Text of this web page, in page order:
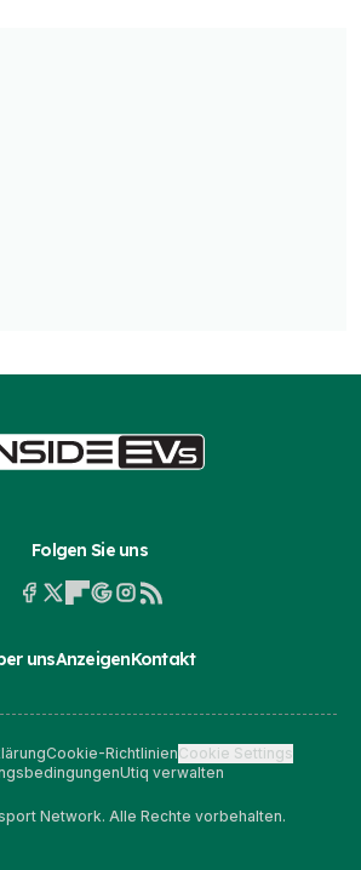
Folgen Sie uns
unsAnzeigenKontakt
Cookie-RichtlinienCookie Settings
Utiq verwalten
Network. Alle Rechte vorbehalten.